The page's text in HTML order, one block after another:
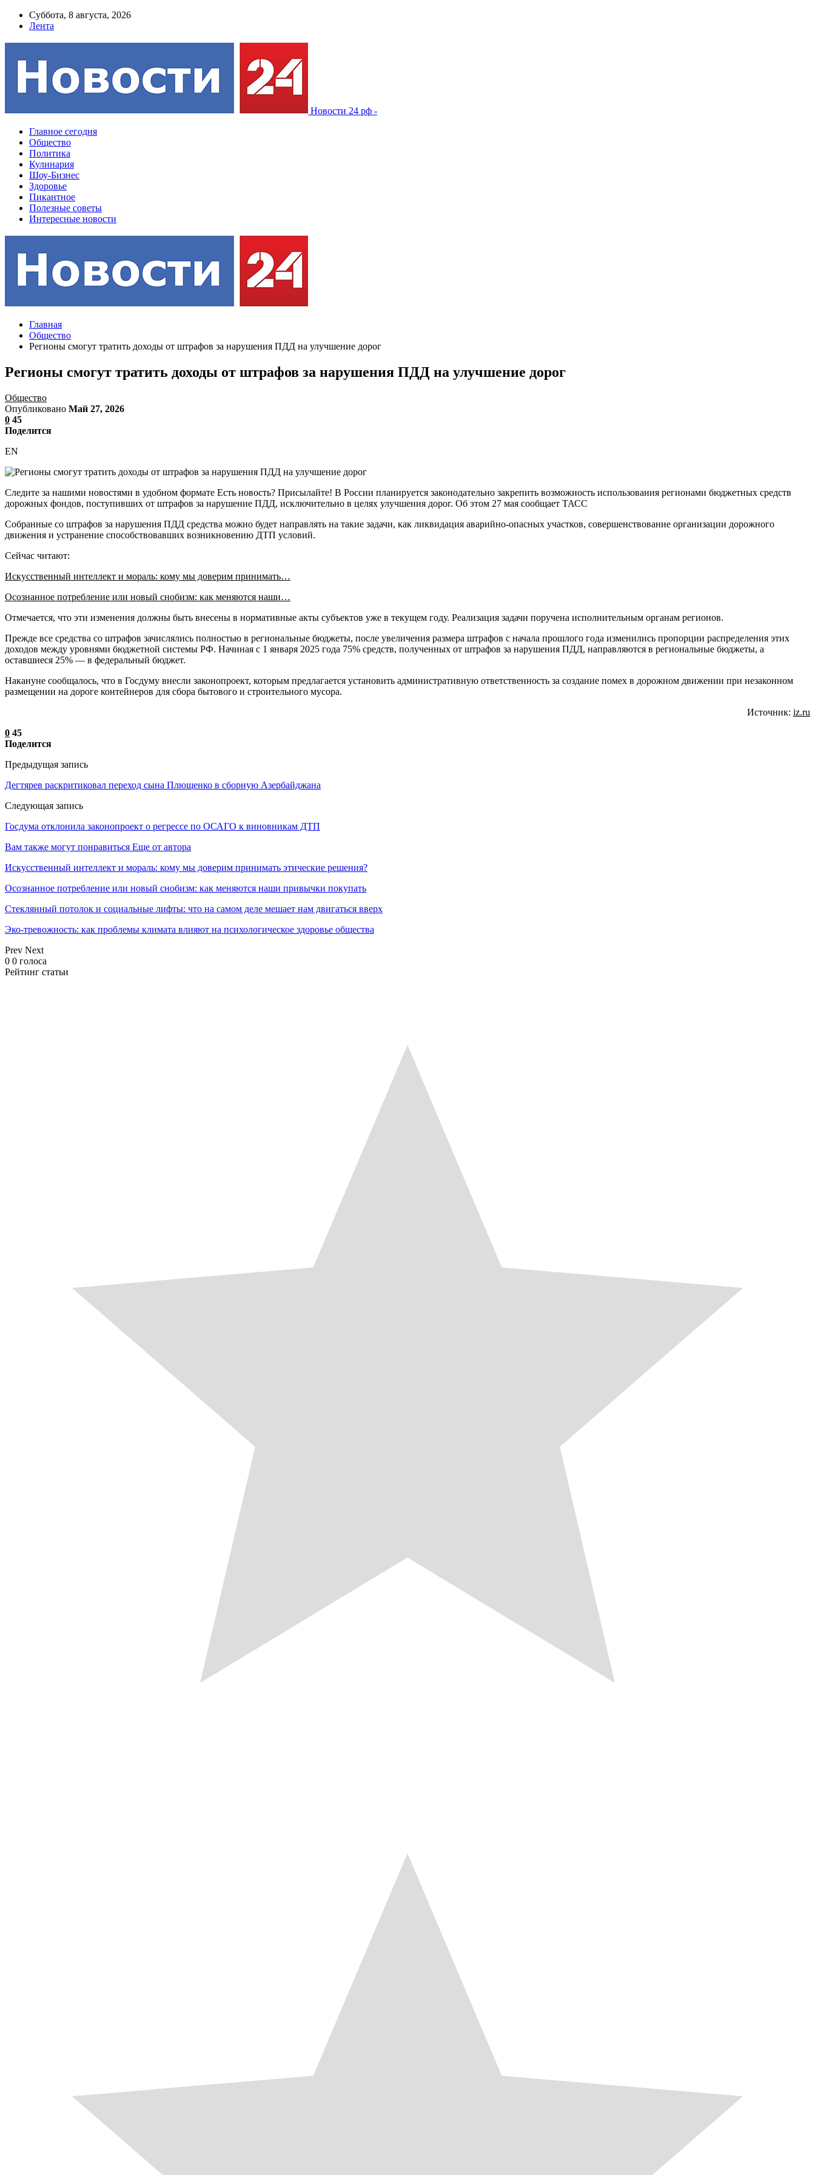
Суббота, 8 августа, 2026
Лента
Новости 24 рф -
Главное сегодня
Общество
Политика
Кулинария
Шоу-Бизнес
Здоровье
Пикантное
Полезные советы
Интересные новости
Главная
Общество
Регионы смогут тратить доходы от штрафов за нарушения ПДД на улучшение дорог
Регионы смогут тратить доходы от штрафов за нарушения ПДД на улучшение дорог
Общество
Опубликовано Май 27, 2026
0 45
Поделится
EN
Следите за нашими новостями в удобном формате Есть новость? Присылайте! В России планируется законодательно закрепить возможность использования регионами бюджетных средств
дорожных фондов, поступивших от штрафов за нарушение ПДД, исключительно в целях улучшения дорог. Об этом 27 мая сообщает ТАСС
Собранные со штрафов за нарушения ПДД средства можно будет направлять на такие задачи, как ликвидация аварийно-опасных участков, совершенствование организации дорожного
движения и устранение способствовавших возникновению ДТП условий.
Сейчас читают:
Искусственный интеллект и мораль: кому мы доверим принимать…
Осознанное потребление или новый снобизм: как меняются наши…
Отмечается, что эти изменения должны быть внесены в нормативные акты субъектов уже в текущем году. Реализация задачи поручена исполнительным органам регионов.
Прежде все средства со штрафов зачислялись полностью в региональные бюджеты, после увеличения размера штрафов с начала прошлого года изменились пропорции распределения этих
доходов между уровнями бюджетной системы РФ. Начиная с 1 января 2025 года 75% средств, полученных от штрафов за нарушения ПДД, направляются в региональные бюджеты, а
оставшиеся 25% — в федеральный бюджет.
Накануне сообщалось, что в Госдуму внесли законопроект, которым предлагается установить административную ответственность за создание помех в дорожном движении при незаконном
размещении на дороге контейнеров для сбора бытового и строительного мусора.
Источник: iz.ru
0 45
Поделится
Предыдущая запись
Дегтярев раскритиковал переход сына Плющенко в сборную Азербайджана
Следующая запись
Госдума отклонила законопроект о регрессе по ОСАГО к виновникам ДТП
Вам также могут понравиться Еще от автора
Искусственный интеллект и мораль: кому мы доверим принимать этические решения?
Осознанное потребление или новый снобизм: как меняются наши привычки покупать
Стеклянный потолок и социальные лифты: что на самом деле мешает нам двигаться вверх
Эко-тревожность: как проблемы климата влияют на психологическое здоровье общества
Prev Next
0 0 голоса
Рейтинг статьи